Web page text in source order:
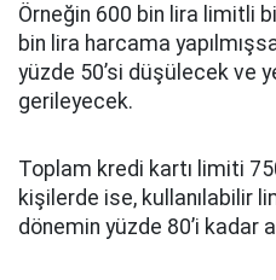
Örneğin 600 bin lira limitli
bin lira harcama
yüzde 50’si düşülecek ve
gerileyecek.
Toplam kredi kartı limiti
kişilerde ise, kullanılabilir
dönemin yüzde 80’i kadar